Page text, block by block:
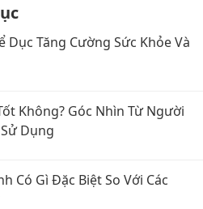
Dục Tăng Cường Sức Khỏe Và
Không? Góc Nhìn Từ Người
Dụng
Có Gì Đặc Biệt So Với Các